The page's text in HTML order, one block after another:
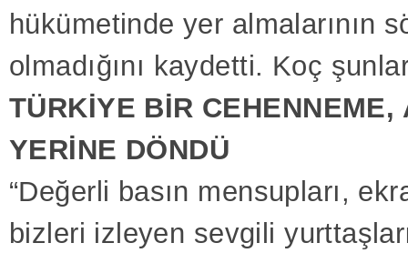
hükümetinde yer almalarının
olmadığını kaydetti. Koç
TÜRKİYE BİR CEHENNEME,
YERİNE DÖNDÜ
“Değerli basın mensupları,
bizleri izleyen sevgili